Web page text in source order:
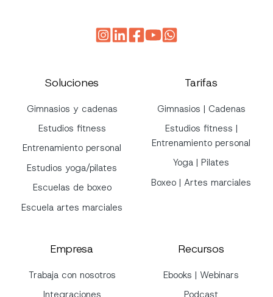
Soluciones
Gimnasios y cadenas
Estudios fitness
Entrenamiento personal
Estudios yoga/pilates
Escuelas de boxeo
Escuela artes marciales
Tarifas
Gimnasios | Cadenas
Estudios fitness |
Entrenamiento personal
Yoga | Pilates
Boxeo | Artes marciales
Empresa
Trabaja con nosotros
Recursos
Ebooks | Webinars